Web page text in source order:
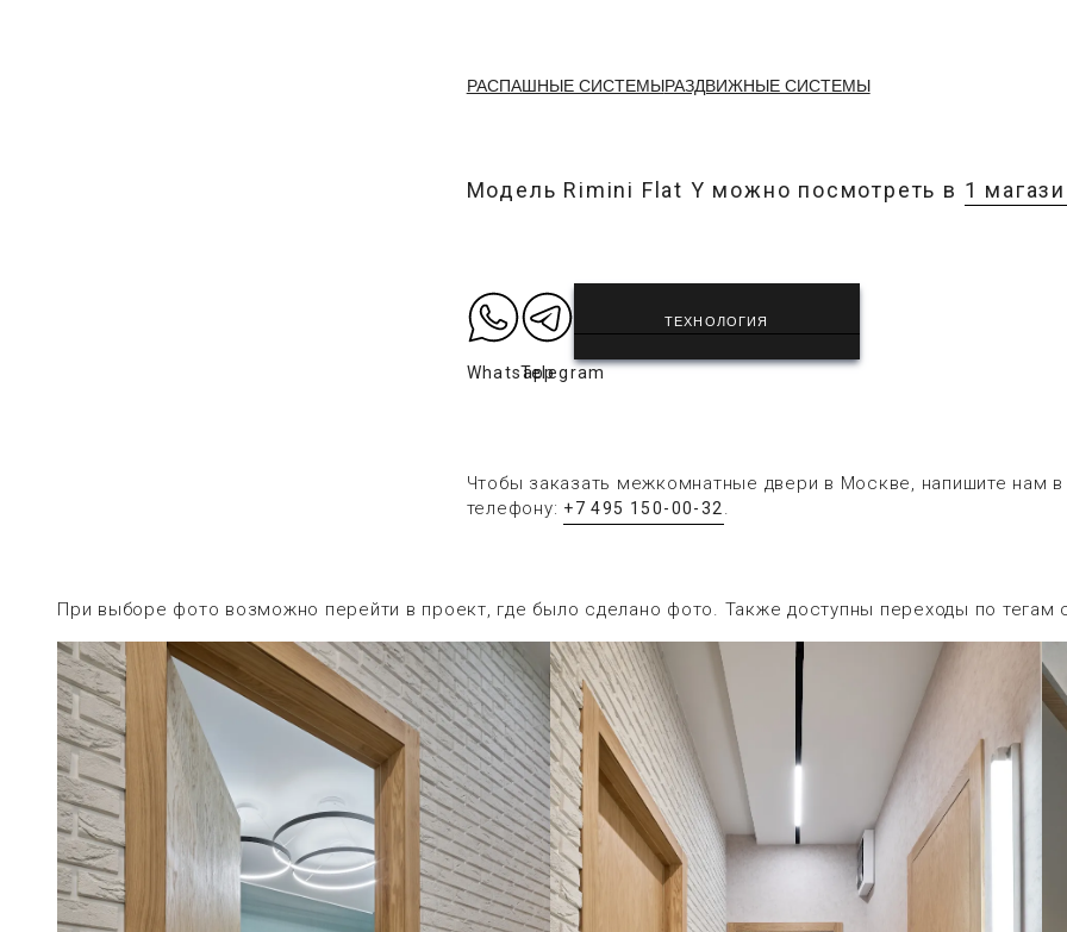
РАСПАШНЫЕ СИСТЕМЫРАЗДВИЖНЫЕ СИСТЕМЫ
Модель Rimini Flat Y можно посмотреть в 1
WhatsappTelegram
ТЕХНОЛОГИЯ
Чтобы заказать межкомнатные двери в Москве, напишите нам
телефону: +7 495 150-00-32 .
При выборе фото возможно перейти в проект, где было сделано фото. Также доступны переходы по тегам